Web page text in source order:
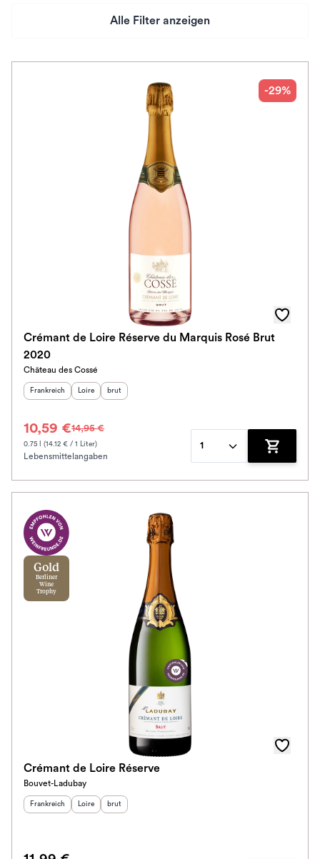
Alle Filter anzeigen
Bio / Vegan
Prickler Art
Schmeckt nach
Ausbau
Im Rewe Handel erhältlich
-29%
Crémant de Loire Réserve du Marquis Rosé Brut
2020
Château des Cossé
Herkunftsland
Frankreich Herkunftsregion
Loire Geschmack
brut
10,59 €14,95 €
0.75 l (14.12 € / 1 Liter)
Lebensmittelangaben
1
Zum
Gold
Berliner
Wine
Trophy
Crémant de Loire Réserve
Bouvet-Ladubay
Herkunftsland
Frankreich Herkunftsregion
Loire Geschmack
brut